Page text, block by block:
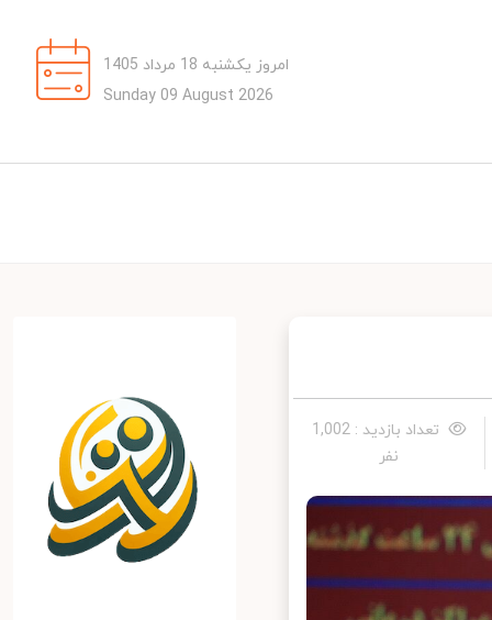
امروز یکشنبه 18 مرداد 1405
Sunday 09 August 2026
تعداد بازدید : 1,002
نفر